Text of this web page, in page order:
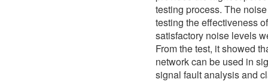
testing process. The
testing the effectiveness
satisfactory noise levels
From the test, it showed
network can be used in
signal fault analysis and